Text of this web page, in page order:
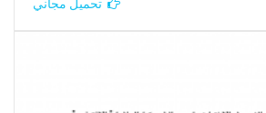
تحميل مجاني